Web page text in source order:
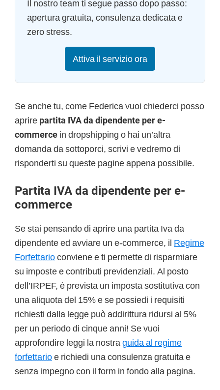
Il nostro team ti segue passo dopo passo:
apertura gratuita, consulenza dedicata e
zero stress.
Attiva il servizio ora
Se anche tu, come Federica vuoi chiederci posso
aprire partita IVA da dipendente per e-
commerce in dropshipping o hai un’altra
domanda da sottoporci, scrivi e vedremo di
risponderti su queste pagine appena possibile.
Partita IVA da dipendente per e-
commerce
Se stai pensando di aprire una partita Iva da
dipendente ed avviare un e-commerce, il Regime
Forfettarioconviene e ti permette di risparmiare
su imposte e contributi previdenziali. Al posto
dell’IRPEF, è prevista un imposta sostitutiva con
una aliquota del 15% e se possiedi i requisiti
richiesti dalla legge può addirittura ridursi al 5%
per un periodo di cinque anni! Se vuoi
approfondire leggi la nostra guida al regime
forfettarioe richiedi una consulenza gratuita e
senza impegno con il form in fondo alla pagina.